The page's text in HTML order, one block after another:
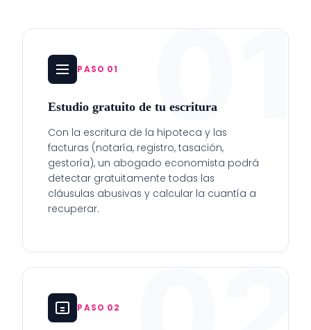
01
PASO 01
Estudio gratuito de tu escritura
Con la escritura de la hipoteca y las
facturas (notaría, registro, tasación,
gestoría), un abogado economista podrá
detectar gratuitamente todas las
cláusulas abusivas y calcular la cuantía a
recuperar.
PASO 02